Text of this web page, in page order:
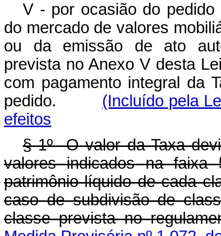
V - por ocasião do pedido
do mercado de valores
ou da emissão de ato
prevista no Anexo V desta
com pagamento integral da
pedido.
(Incluído pela
efeitos
§ 1º O valor da Taxa
valores indicados na
patrimônio líquido de cada
caso de subdivisão de
classe prevista no